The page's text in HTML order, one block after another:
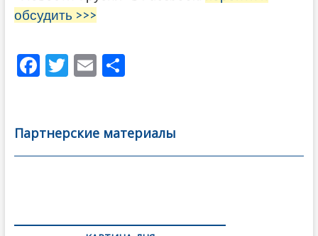
обсудить >>>
F
b
o
T
er
E
l
О
а
в
Партнерские материалы
по